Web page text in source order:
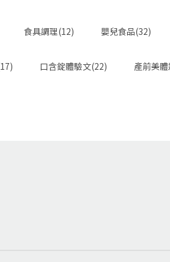
食具調理(12) 嬰兒食品(32)
口含錠體驗文(22) 產前美